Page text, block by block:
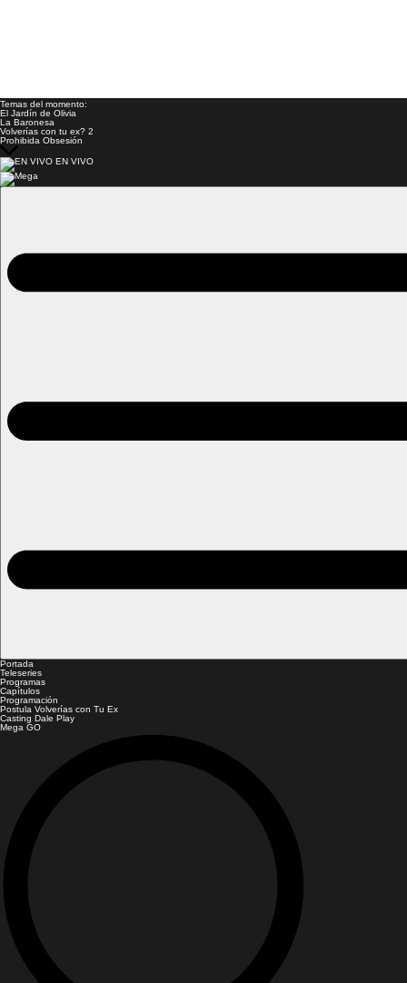
Temas del momento:
El Jardín de Olivia
La Baronesa
Volverías con tu ex? 2
Prohibida Obsesión
EN VIVO
Portada
Teleseries
Programas
Capítulos
Programación
Postula Volverías con Tu Ex
Casting Dale Play
Mega GO